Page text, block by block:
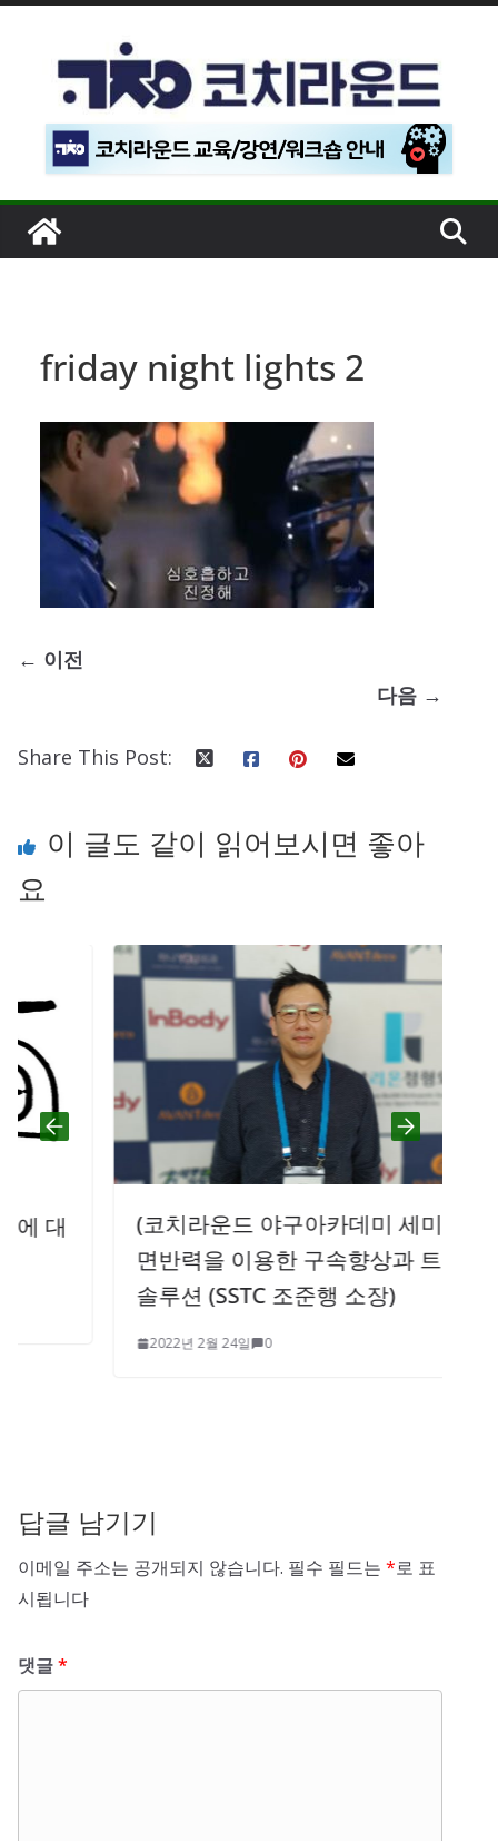
너
기
friday night lights 2
← 이전
다음 →
Share This Post:
이 글도 같이 읽어보시면 좋아
요
(코치라운드 야구아카데미 세미나) 지
면반력을 이용한 구속향상과 트레이닝
솔루션 (SSTC 조준행 소장)
2022년 2월 24일 0
답글 남기기
이메일 주소는 공개되지 않습니다. 필수 필드는 *로 표
시됩니다
댓글*